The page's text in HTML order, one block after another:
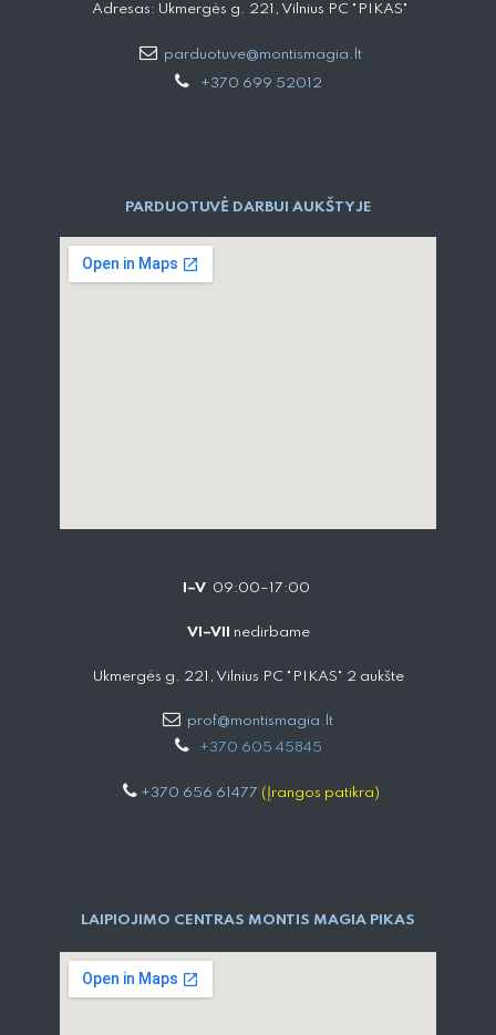
Adresas: Ukmergės g. 221, Vilnius PC "PIKAS"
parduotuve@montismagia.lt
+370 699 52012
PARDUOTUVĖ DARBUI AUKŠTYJE
I–V 09:00–17:00
VI–VII nedirbame
Ukmergės g. 221, Vilnius PC "PIKAS" 2 aukšte
prof@montismagia.lt
+370 605 4584​5
+370 656 61477 (Įrangos patikra)
LAIPIOJIMO CENTRAS MONTIS MAGIA PIKAS